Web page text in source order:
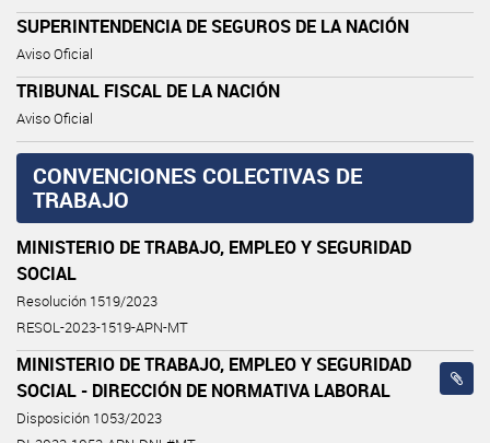
SUPERINTENDENCIA DE SEGUROS DE LA NACIÓN
Aviso Oficial
TRIBUNAL FISCAL DE LA NACIÓN
Aviso Oficial
CONVENCIONES COLECTIVAS DE
TRABAJO
MINISTERIO DE TRABAJO, EMPLEO Y SEGURIDAD
SOCIAL
Resolución 1519/2023
RESOL-2023-1519-APN-MT
MINISTERIO DE TRABAJO, EMPLEO Y SEGURIDAD
SOCIAL - DIRECCIÓN DE NORMATIVA LABORAL
Disposición 1053/2023